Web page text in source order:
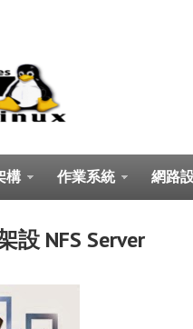
構 作業系統 網路
設 NFS Server